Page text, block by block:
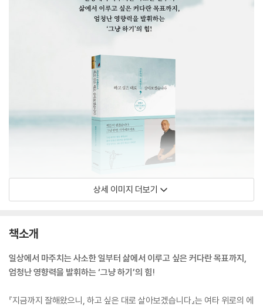
상세 이미지 더보기
책소개
일상에서 마주치는 사소한 일부터 삶에서 이루고 싶은 커다란 목표까지,
엄청난 영향력을 발휘하는 ‘그냥 하기’의 힘!
『지금까지 잘해왔으니, 하고 싶은 대로 살아보겠습니다』는 여타 위로의 에